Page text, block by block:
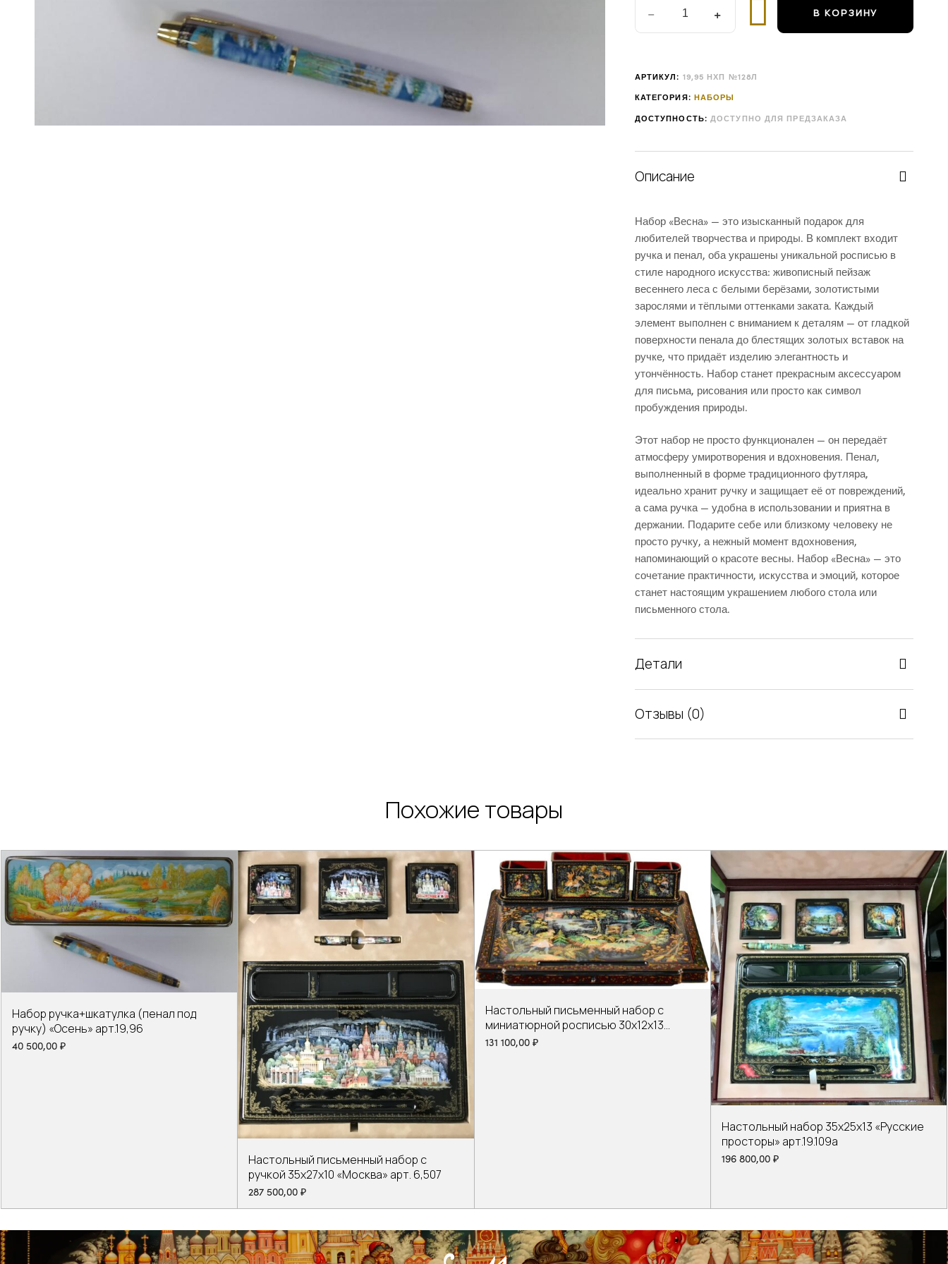
В КОРЗИНУ
АРТИКУЛ: 19,95 НХП №128Л
КАТЕГОРИЯ: НАБОРЫ
ДОСТУПНОСТЬ: ДОСТУПНО ДЛЯ ПРЕДЗАКАЗА
Описание
Набор «Весна» — это изысканный подарок для
любителей творчества и природы. В комплект входит
ручка и пенал, оба украшены уникальной росписью в
стиле народного искусства: живописный пейзаж
весеннего леса с белыми берёзами, золотистыми
зарослями и тёплыми оттенками заката. Каждый
элемент выполнен с вниманием к деталям — от гладкой
поверхности пенала до блестящих золотых вставок на
ручке, что придаёт изделию элегантность и
утончённость. Набор станет прекрасным аксессуаром
для письма, рисования или просто как символ
пробуждения природы.
Этот набор не просто функционален — он передаёт
атмосферу умиротворения и вдохновения. Пенал,
выполненный в форме традиционного футляра,
идеально хранит ручку и защищает её от повреждений,
а сама ручка — удобна в использовании и приятна в
держании. Подарите себе или близкому человеку не
просто ручку, а нежный момент вдохновения,
напоминающий о красоте весны. Набор «Весна» — это
сочетание практичности, искусства и эмоций, которое
станет настоящим украшением любого стола или
письменного стола.
Детали
Отзывы (0)
Похожие товары
Набор ручка+шкатулка (пенал под
ручку) «Осень» арт.19,96
40 500,00 ₽
Настольный письменный набор с
ручкой 35х27х10 «Москва» арт. 6,507
287 500,00₽
Настольный письменный набор с
миниатюрной росписью 30х12х13
«Охота» арт.109,73
131 100,00 ₽
Настольный набор 35х25х13 «Русские
просторы» арт.19.109а
196 800,00 ₽